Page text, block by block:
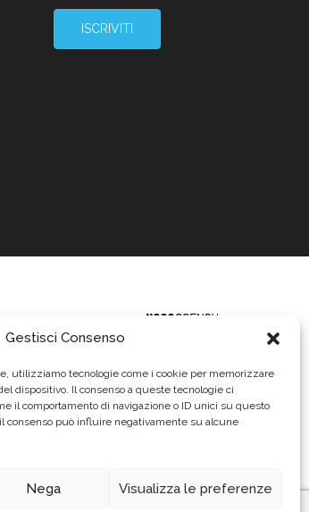
Gestisci Consenso
utilizziamo tecnologie come i cookie per memorizzare
dispositivo. Il consenso a queste tecnologie ci
il comportamento di navigazione o ID unici su questo
consenso può influire negativamente su alcune
Nega Visualizza le preferenze
ISCRIVITI